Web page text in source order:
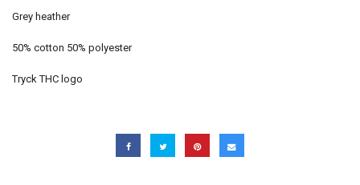
Grey heather
50% cotton 50% polyester
Tryck THC logo